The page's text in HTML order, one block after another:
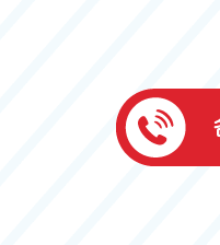
伊藤車輌（
050-5851-